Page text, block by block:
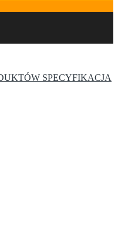
SPECYFIKACJA